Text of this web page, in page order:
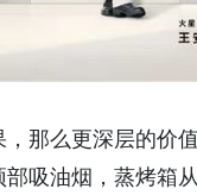
那么更深层的价
部吸油烟，蒸烤